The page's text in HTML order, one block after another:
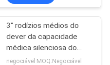
3" rodízios médios do
dever da capacidade
médica silenciosa do
carro 80kg
negociável MOQ:Negociável